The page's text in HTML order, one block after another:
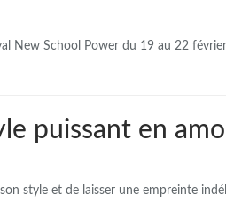
New School Power du 19 au 22
puissant en
style et de laisser une empreinte